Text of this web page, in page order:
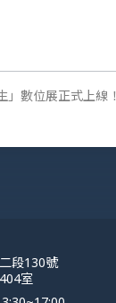
」數位展正式上線！
段130號
室